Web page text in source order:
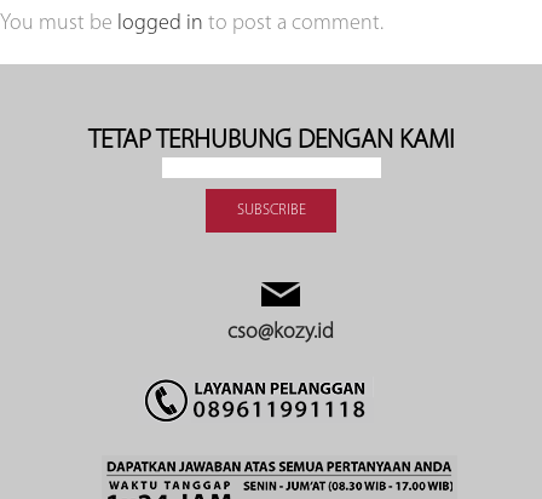
You must be logged in to post a comment.
TETAP TERHUBUNG DENGAN KAMI
cso@kozy.id